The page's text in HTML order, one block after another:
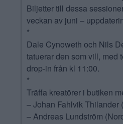
Biljetter till dessa
veckan av juni –
*
Dale Cynoweth och Nils
tatuerar den som vill, med
drop-in från kl 11:00.
*
Träffa kreatörer i butiken
– Johan Fahlvik Thilander
– Andreas Lundström